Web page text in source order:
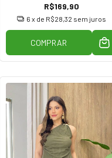
R$169,90
6 x de R$28,32 sem juros
COMPRAR